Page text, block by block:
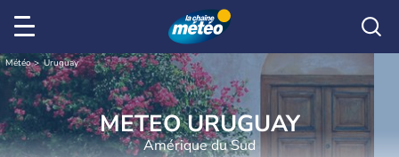
Météo Uruguay
METEO URUGUAY
Amérique du Sud